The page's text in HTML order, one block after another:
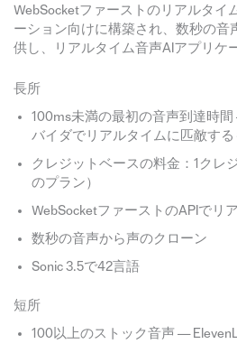
WebSocketファーストのリアルタイ
ーション向けに構築され、数秒の音
供し、リアルタイム音声AIアプリケ
長所
100ms未満の最初の音声到達時
バイダでリアルタイムに匹敵す
クレジットベースの料金：1クレ
のプラン）
WebSocketファーストのAPIでリ
数秒の音声から声のクローン
Sonic 3.5で42言語
短所
100以上のストック音声 —